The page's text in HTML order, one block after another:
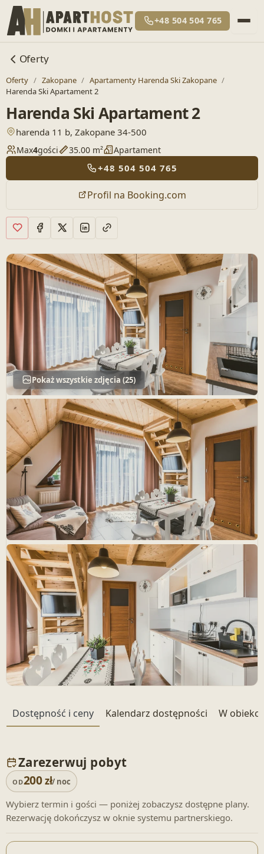
+48 504 504 765
Oferty
Oferty / Zakopane / Apartamenty Harenda Ski Zakopane /
Harenda Ski Apartament 2
Harenda Ski Apartament 2
harenda 11 b, Zakopane 34-500
— otwiera lokalizację w Google Maps
Max4gości 35.00 m² Apartament
+48 504 504 765
Profil na Booking.com
Dodaj do ulubionych
Pokaż wszystkie zdjęcia (25)
Dostępność i ceny Kalendarz dostępności W
Zarezerwuj pobyt
OD200zł/ noc
Wybierz termin i gości — poniżej zobaczysz dostępne plany.
Rezerwację dokończysz w oknie systemu partnerskiego.